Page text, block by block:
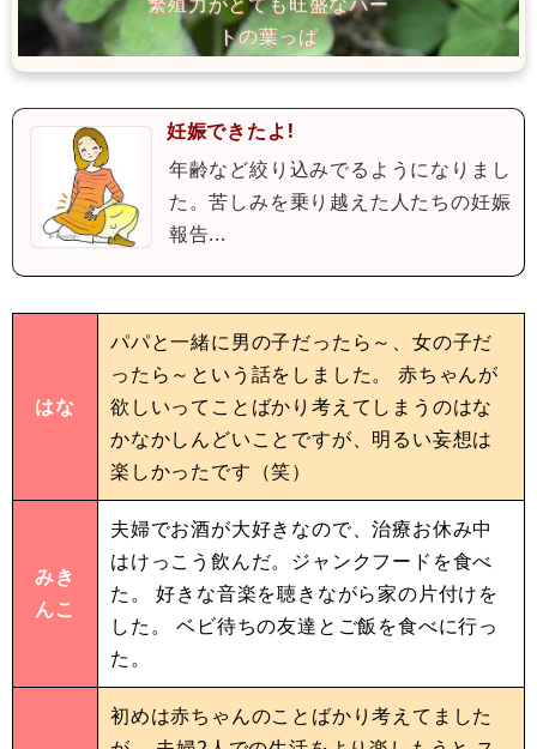
妊娠できたよ!
年齢など絞り込みでるようになりまし
た。苦しみを乗り越えた人たちの妊娠
報告...
はな
パパと一緒に男の子だったら～、女の子だ
ったら～という話をしました。 赤ちゃんが
欲しいってことばかり考えてしまうのはな
かなかしんどいことですが、明るい妄想は
楽しかったです（笑）
みき
んこ
夫婦でお酒が大好きなので、治療お休み中
はけっこう飲んだ。ジャンクフードを食べ
た。 好きな音楽を聴きながら家の片付けを
した。 ベビ待ちの友達とご飯を食べに行っ
た。
初めは赤ちゃんのことばかり考えてました